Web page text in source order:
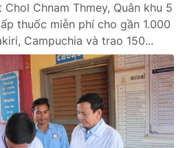
Chnam Thmey, Quân khu 5
thuốc miễn phí cho gần 1.000
Campuchia và trao 150...